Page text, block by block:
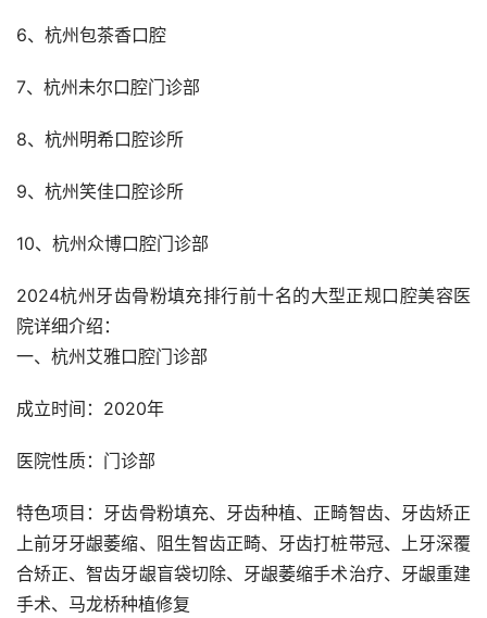
6、杭州包茶香口腔
7、杭州未尔口腔门诊部
8、杭州明希口腔诊所
9、杭州笑佳口腔诊所
10、杭州众博口腔门诊部
2024杭州牙齿骨粉填充排行前十名的大型正规口腔美容医
院详细介绍：
一、杭州艾雅口腔门诊部
成立时间：2020年
医院性质：门诊部
特色项目：牙齿骨粉填充、牙齿种植、正畸智齿、牙齿矫正
上前牙牙龈萎缩、阻生智齿正畸、牙齿打桩带冠、上牙深覆
合矫正、智齿牙龈盲袋切除、牙龈萎缩手术治疗、牙龈重建
手术、马龙桥种植修复